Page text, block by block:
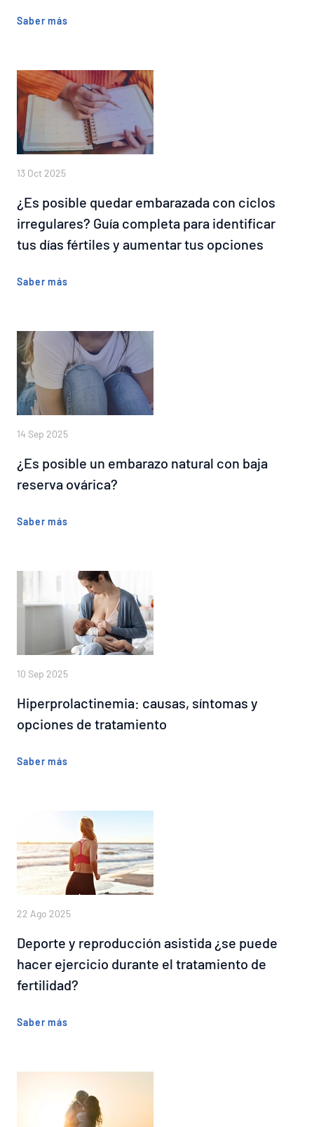
Saber más
¿Es posible quedar embarazada con ciclos
irregulares? Guía completa para identificar
tus días fértiles y aumentar tus opciones
13 Oct 2025
Saber más
¿Es posible un embarazo natural con baja
reserva ovárica?
14 Sep 2025
Saber más
Hiperprolactinemia: causas, síntomas y
opciones de tratamiento
10 Sep 2025
Saber más
Deporte y reproducción asistida ¿se puede
hacer ejercicio durante el tratamiento de
fertilidad?
22 Ago 2025
Saber más